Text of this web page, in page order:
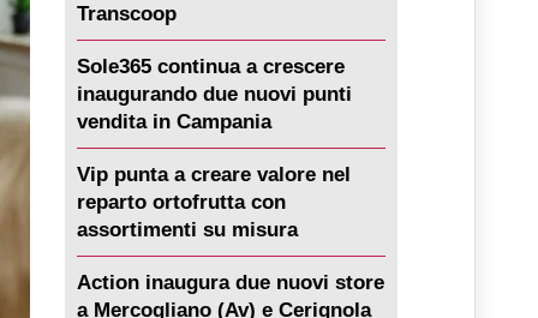
Transcoop
Sole365 continua a crescere
inaugurando due nuovi punti
vendita in Campania
Vip punta a creare valore nel
reparto ortofrutta con
assortimenti su misura
Action inaugura due nuovi store
a Mercogliano (Av) e Cerignola